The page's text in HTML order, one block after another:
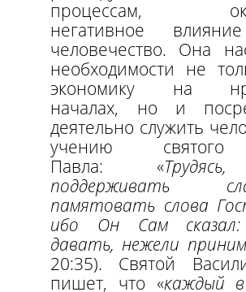
процессам,
негативное
человечество. Она
необходимости не
экономику на
началах, но и
деятельно служить
учению святого
Павла: «
поддерживать
памятовать слова
ибо Он Сам сказал:
давать, нежели
20:35). Святой
пишет, что «каждый